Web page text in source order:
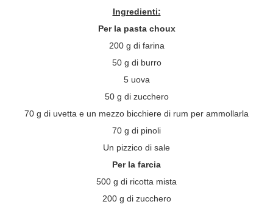
Ingredienti:
Per la pasta choux
200 g di farina
50 g di burro
5 uova
50 g di zucchero
70 g di uvetta e un mezzo bicchiere di rum per ammollarla
70 g di pinoli
Un pizzico di sale
Per la farcia
500 g di ricotta mista
200 g di zucchero